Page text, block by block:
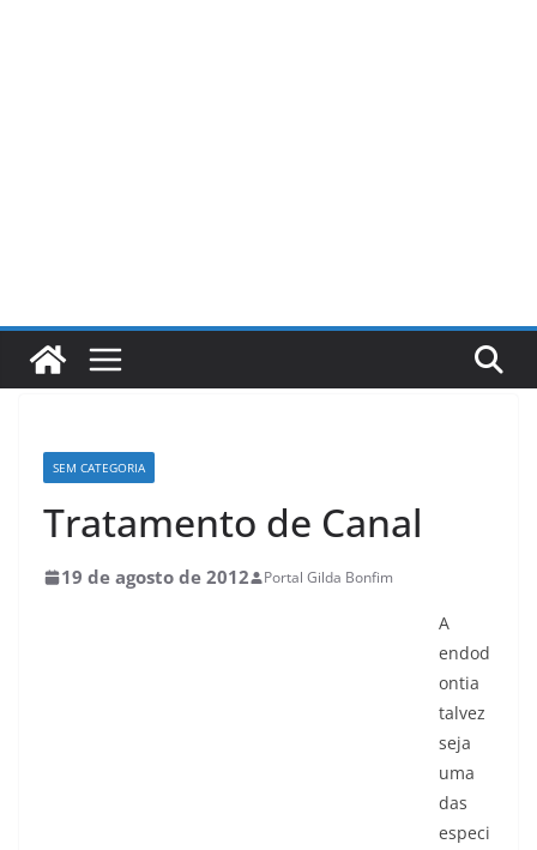
SEM CATEGORIA
Tratamento de Canal
19 de agosto de 2012 Portal Gilda Bonfim
A
endod
ontia
talvez
seja
uma
das
especi